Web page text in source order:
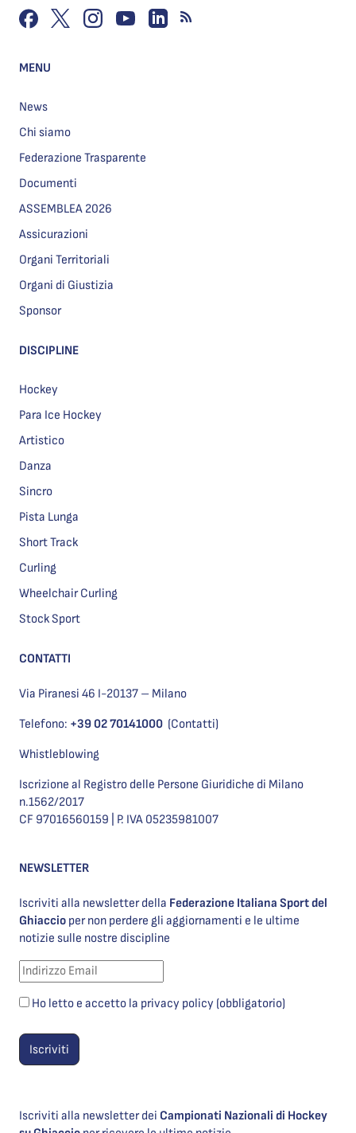
MENU
News
Chi siamo
Federazione Trasparente
Documenti
ASSEMBLEA 2026
Assicurazioni
Organi Territoriali
Organi di Giustizia
Sponsor
DISCIPLINE
Hockey
Para Ice Hockey
Artistico
Danza
Sincro
Pista Lunga
Short Track
Curling
Wheelchair Curling
Stock Sport
CONTATTI
Via Piranesi 46 I-20137 – Milano
Telefono: +39 02 70141000 (Contatti)
Whistleblowing
Iscrizione al Registro delle Persone Giuridiche di Milano
n.1562/2017
CF 97016560159 | P. IVA 05235981007
NEWSLETTER
Iscriviti alla newsletter della Federazione Italiana Sport del
Ghiaccio per non perdere gli aggiornamenti e le ultime
notizie sulle nostre discipline
Ho letto e accetto la privacy policy (obbligatorio)
Iscriviti alla newsletter dei Campionati Nazionali di Hockey